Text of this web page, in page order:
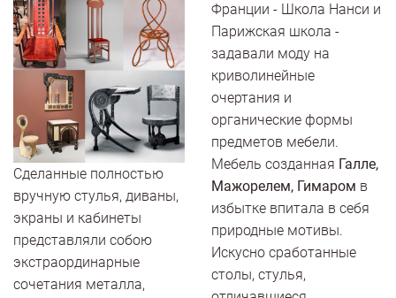
Сделанные полностью
вручную стулья, диваны,
экраны и кабинеты
представляли собою
экстраординарные
сочетания металла,
Франции - Школа Нанси и
Парижская школа -
задавали моду на
криволинейные
очертания и
органические формы
предметов мебели.
Мебель созданная Галле,
Мажорелем, Гимаром в
избытке впитала в себя
природные мотивы.
Искусно сработанные
столы, стулья,